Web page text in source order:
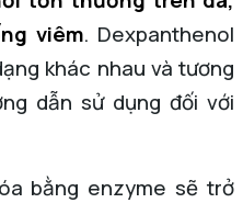
viêm. Dexpanthenol
khác nhau và tương
dẫn sử dụng đối với
bằng enzyme sẽ trở